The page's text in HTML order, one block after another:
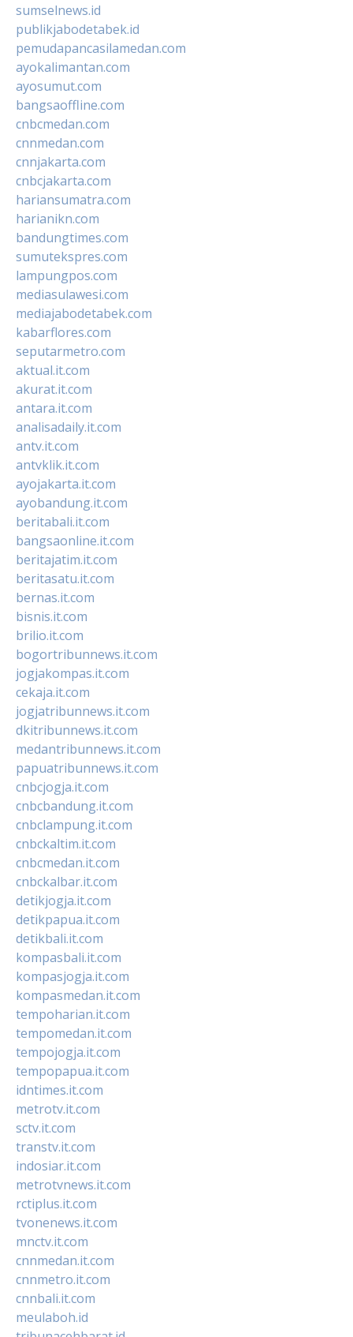
sumselnews.id
publikjabodetabek.id
pemudapancasilamedan.com
ayokalimantan.com
ayosumut.com
bangsaoffline.com
cnbcmedan.com
cnnmedan.com
cnnjakarta.com
cnbcjakarta.com
hariansumatra.com
harianikn.com
bandungtimes.com
sumutekspres.com
lampungpos.com
mediasulawesi.com
mediajabodetabek.com
kabarflores.com
seputarmetro.com
aktual.it.com
akurat.it.com
antara.it.com
analisadaily.it.com
antv.it.com
antvklik.it.com
ayojakarta.it.com
ayobandung.it.com
beritabali.it.com
bangsaonline.it.com
beritajatim.it.com
beritasatu.it.com
bernas.it.com
bisnis.it.com
brilio.it.com
bogortribunnews.it.com
jogjakompas.it.com
cekaja.it.com
jogjatribunnews.it.com
dkitribunnews.it.com
medantribunnews.it.com
papuatribunnews.it.com
cnbcjogja.it.com
cnbcbandung.it.com
cnbclampung.it.com
cnbckaltim.it.com
cnbcmedan.it.com
cnbckalbar.it.com
detikjogja.it.com
detikpapua.it.com
detikbali.it.com
kompasbali.it.com
kompasjogja.it.com
kompasmedan.it.com
tempoharian.it.com
tempomedan.it.com
tempojogja.it.com
tempopapua.it.com
idntimes.it.com
metrotv.it.com
sctv.it.com
transtv.it.com
indosiar.it.com
metrotvnews.it.com
rctiplus.it.com
tvonenews.it.com
mnctv.it.com
cnnmedan.it.com
cnnmetro.it.com
cnnbali.it.com
meulaboh.id